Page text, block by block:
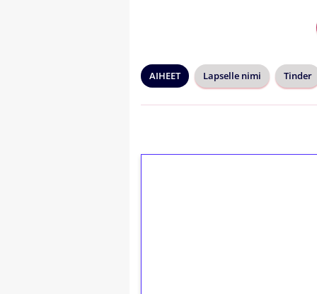
AIHEET Lapselle nimi Tinder